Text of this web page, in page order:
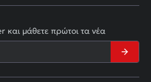
και μάθετε πρώτοι τα νέα